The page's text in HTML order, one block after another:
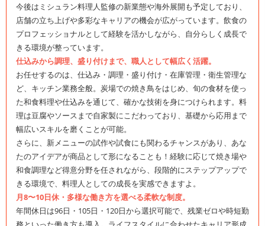
今後はミシュラン料理人監修の新業態や海外展開も予定しており、
店舗の立ち上げや多彩なキャリアの機会が広がっています。飲食の
プロフェッショナルとして経験を活かしながら、自分らしく成長で
きる環境が整っています。
仕込みから調理、盛り付けまで、職人として幅広く活躍。
お任せするのは、仕込み・調理・盛り付け・在庫管理・衛生管理な
ど、キッチン業務全般。炭場での焼き鳥をはじめ、旬の食材を使っ
た和食料理や仕込みを通じて、確かな技術を身につけられます。料
理は豆腐やソースまで自家製にこだわっており、基礎から応用まで
幅広いスキルを磨くことが可能。
さらに、新メニューの試作や試食にも関わるチャンスがあり、あな
たのアイデアが商品として形になることも！経験に応じて焼き場や
和食調理など得意分野を任されながら、段階的にステップアップで
きる環境で、料理人としての成長を実感できますよ。
月8〜10日休・多様な働き方を選べる柔軟な制度。
年間休日は96日・105日・120日から選択可能で、残業ゼロや時短勤